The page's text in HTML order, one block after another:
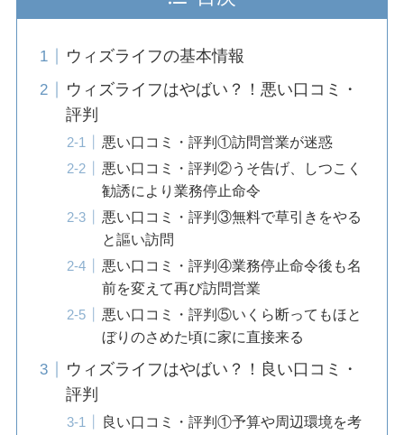
ウィズライフの基本情報
ウィズライフはやばい？！悪い口コミ・
評判
悪い口コミ・評判①訪問営業が迷惑
悪い口コミ・評判②うそ告げ、しつこく
勧誘により業務停止命令
悪い口コミ・評判③無料で草引きをやる
と謳い訪問
悪い口コミ・評判④業務停止命令後も名
前を変えて再び訪問営業
悪い口コミ・評判⑤いくら断ってもほと
ぼりのさめた頃に家に直接来る
ウィズライフはやばい？！良い口コミ・
評判
良い口コミ・評判①予算や周辺環境を考